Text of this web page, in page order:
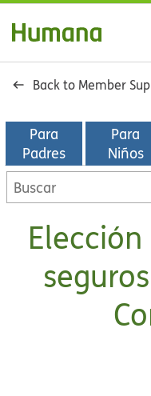
Back to Member
Para
Padres
Para
Niños
Buscar
en
biblioteca
KidsHealth